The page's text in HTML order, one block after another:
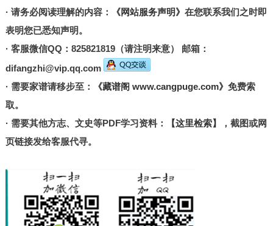
· 请务必阅读理解的内容： 《网站服务声明》 在您联系我们之时即
表明您已悉知声明。
· 客服微信QQ：825821819（请注明来意） 邮箱：
difangzhi@vip.qq.com
· 需要家谱请移步至：
《藏谱阁 www.cangpuge.com》 免费索
取。
· 需要其他方志、文史等PDF学习资料：
【这里检索】
，截图或网
页链接发给客服代寻。